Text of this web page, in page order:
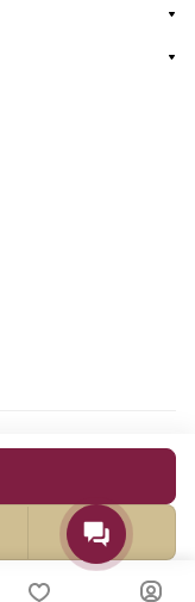
строительные